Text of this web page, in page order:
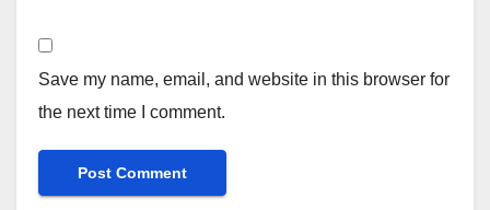
Save my name, email, and website in this browser for
the next time I comment.